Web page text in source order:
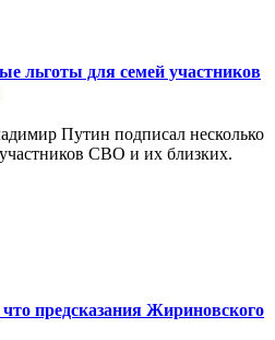
льготы для семей участников
Путин подписал несколько
СВО и их близких.
предсказания Жириновского